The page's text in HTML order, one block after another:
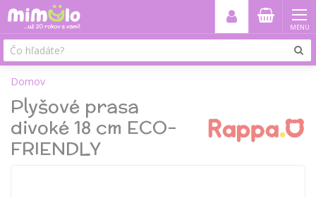
MENU
Domov
Plyšové prasa
divoké 18 cm ECO-
FRIENDLY